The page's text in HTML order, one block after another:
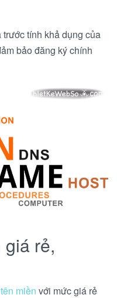
tính khả dụng của
bảo đăng ký chính
rẻ,
miền với mức giá rẻ